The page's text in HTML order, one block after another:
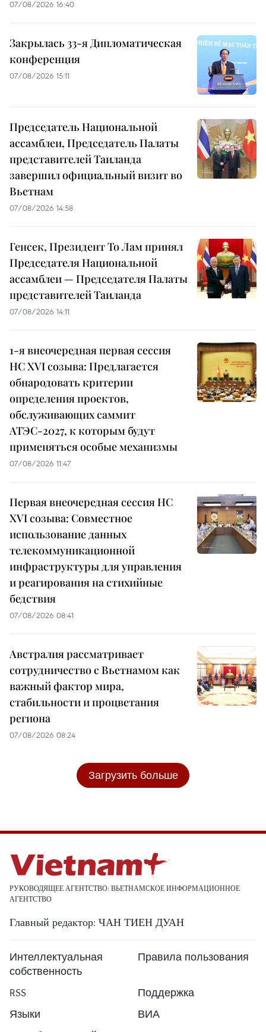
07/08/2026 16:40
Закрылась 33-я Дипломатическая
конференция
07/08/2026 15:11
Председатель Национальной
ассамблеи, Председатель Палаты
представителей Таиланда
завершил официальный визит во
Вьетнам
07/08/2026 14:58
Генсек, Президент То Лам принял
Председателя Национальной
ассамблеи — Председателя Палаты
представителей Таиланда
07/08/2026 14:11
1-я внеочередная первая сессия
НС XVI созыва: Предлагается
обнародовать критерии
определения проектов,
обслуживающих саммит
АТЭС-2027, к которым будут
применяться особые механизмы
07/08/2026 11:47
Первая внеочередная сессия НС
XVI созыва: Совместное
использование данных
телекоммуникационной
инфраструктуры для управления
и реагирования на стихийные
бедствия
07/08/2026 08:41
Австралия рассматривает
сотрудничество с Вьетнамом как
важный фактор мира,
стабильности и процветания
региона
07/08/2026 08:24
Загрузить больше
РУКОВОДЯЩЕЕ АГЕНТСТВО: ВЬЕТНАМСКОЕ ИНФОРМАЦИОННОЕ
АГЕНТСТВО
Главный редактор: ЧАН ТИЕН ДУАН
Интеллектуальная
собственность
Правила пользования
RSS
Поддержка
Языки
ВИА